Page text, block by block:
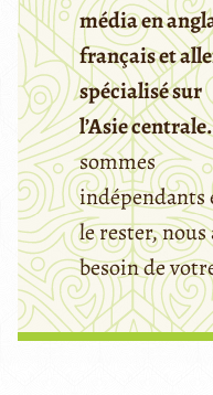
média en
français et
spécialisé sur
l’Asie centrale.
sommes
indépendants
le rester, nous
besoin de